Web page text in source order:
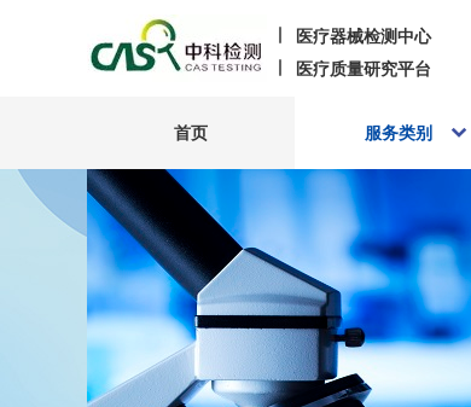
医疗器械检测中心
医疗质量研究平台
首页 服务类别